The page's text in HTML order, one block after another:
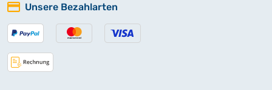
Unsere Bezahlarten